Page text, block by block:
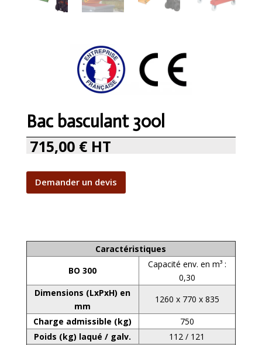
Bac basculant 300l
715,00 € HT
Demander un devis
Caractéristiques
BO 300
Capacité env. en m³ :
0,30
Dimensions (LxPxH) en
mm
1260 x 770 x 835
Charge admissible (kg)
750
Poids (kg) laqué / galv.
112 / 121